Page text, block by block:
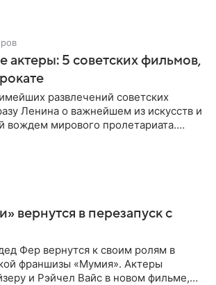
актеры: 5 советских фильмов,
развлечений советских
Ленина о важнейшем из искусств и
мирового пролетариата.
вернутся в перезапуск с
Фер вернутся к своим ролям в
франшизы «Мумия». Актеры
и Рэйчел Вайс в новом фильме,